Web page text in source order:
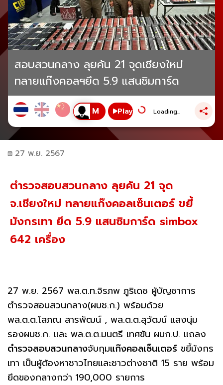
สอบสวนกลาง ลุยค้น 21 จุดเชียงใหม่
ทลายแก๊งคอลฯยึด 5.9 แสนซิมการ์ด
Play Loading...
27 พ.ย. 2567
ตำรวจสอบสวนกลาง ลุยค้น 21 จุด
จ.เชียงใหม่ ทลายแก๊งคอลเซ็นเตอร์ ขยี้
มังกรเทา ยึด 5.9 แสนซิมการ์ด simbox
642 เครื่อง
27 พ.ย. 2567 พล.ต.ท.จิรภพ ภูริเดช ผู้บัญชาการ
ตำรวจสอบสวนกลาง(ผบช.ก.) พร้อมด้วย
พล.ต.ต.โสภณ สารพัฒน์ , พล.ต.ต.สุวัฒน์ แสงนุ่ม
รองผบช.ก. และ พล.ต.ต.มนตรี เทศขัน ผบก.ป. แถลง
ตำรวจสอบสวนกลางจับกุมแก๊งคอลเซ็นเตอร์ ขยี้มังกร
เทา เป็นผู้ต้องหาชาวไทยและชาวต่างชาติ 15 ราย พร้อม
ยึดของกลางกว่า 190,000 รายการ